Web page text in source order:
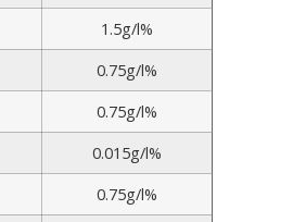
1.5g/l%
0.75g/l%
0.75g/l%
0.015g/l%
0.75g/l%